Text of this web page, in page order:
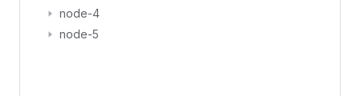
node-4
node-5